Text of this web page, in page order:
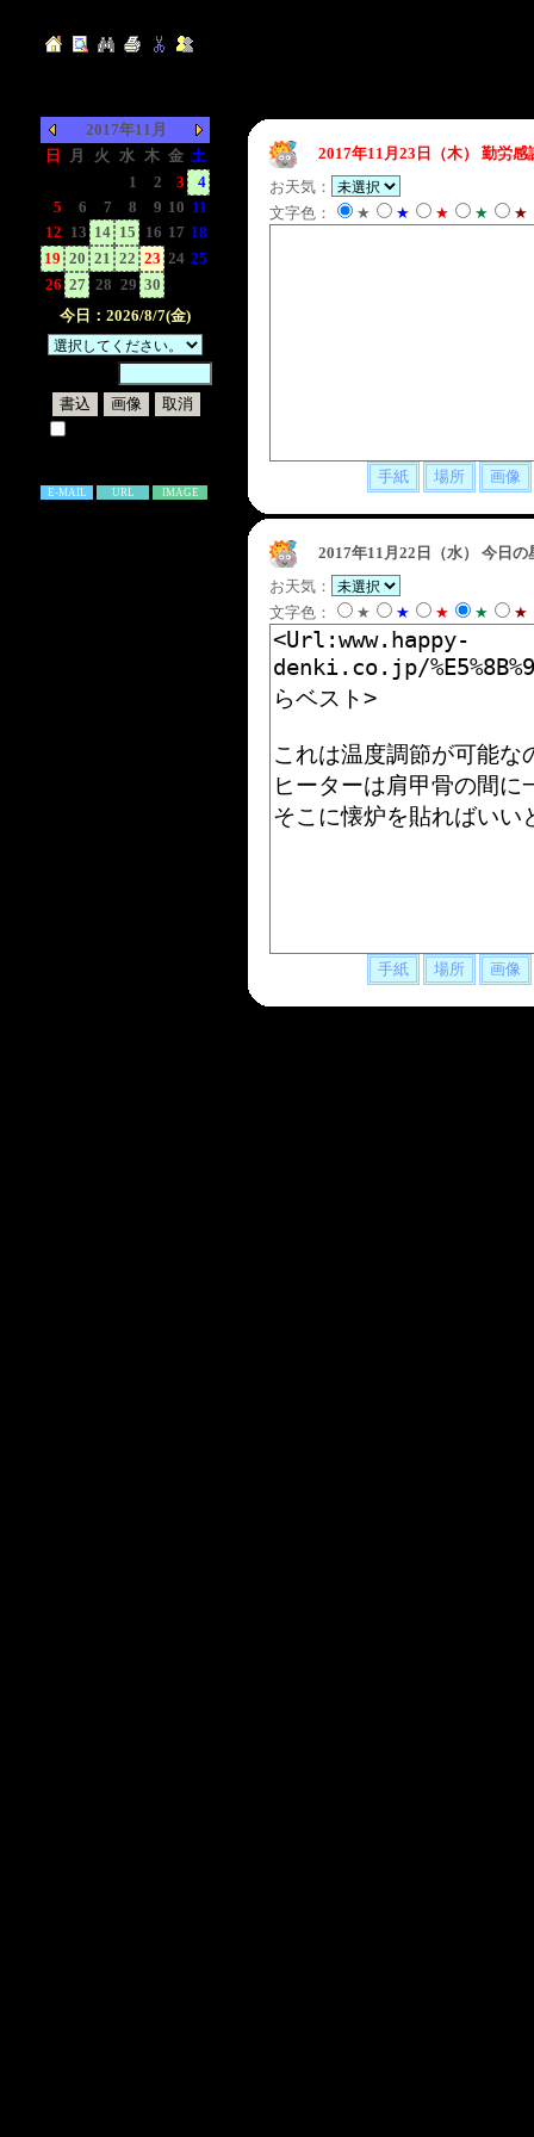
2017年11月
日
月 火 水 木 金 土
1 2 3
4
5
6 7 8 9 10 11
12 13 14 15 16 17 18
19 20 21 22 23 24 25
26 27 28 29 30
今日：2026/8/7(金)
E-MAIL URL IMAGE
2017年11月23日（木）
勤労
お天気：
文字色：
★ ★ ★ ★ ★
2017年11月22日（水）
今日の
お天気：
文字色：
★ ★ ★ ★ ★